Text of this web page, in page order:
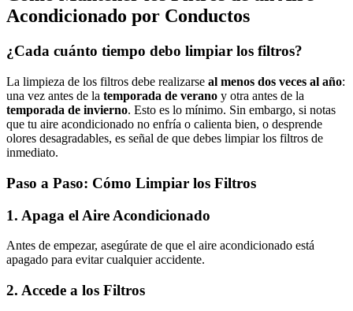
Acondicionado por Conductos
¿Cada cuánto tiempo debo limpiar los filtros?
La limpieza de los filtros debe realizarse al menos dos veces al año:
una vez antes de la temporada de verano y otra antes de la
temporada de invierno. Esto es lo mínimo. Sin embargo, si notas
que tu aire acondicionado no enfría o calienta bien, o desprende
olores desagradables, es señal de que debes limpiar los filtros de
inmediato.
Paso a Paso: Cómo Limpiar los Filtros
1. Apaga el Aire Acondicionado
Antes de empezar, asegúrate de que el aire acondicionado está
apagado para evitar cualquier accidente.
2. Accede a los Filtros